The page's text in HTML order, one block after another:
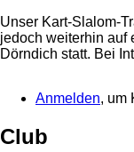
Unser Kart-Slalom-
jedoch weiterhin auf
Dörndich statt. Bei
Anmelden, um
Club